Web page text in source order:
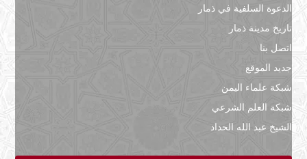
الدعوة السلفية في ذمار
تاريخ مدينة ذمار
اتصل بنا
جديد الموقع
شبكة علماء اليمن
شبكة العلم الشرعي
الشيخ عبد الله الحداد